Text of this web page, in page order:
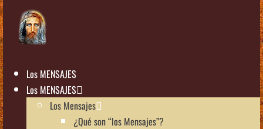
Los MENSAJES
Los MENSAJES
Los Mensajes
¿Qué son “los Mensajes”?